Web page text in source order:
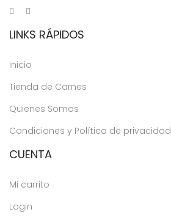
LINKS RÁPIDOS
Inicio
Tienda de Carnes
Quienes Somos
Condiciones y Política de privacidad
CUENTA
Mi carrito
Login